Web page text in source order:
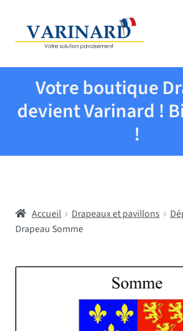
Aller à la navigation
Aller au contenu
Tous les produits
Drapeaux et pavillons
Écoles
Votre boutique
devient Varinard !
!
Accueil Drapeaux et pavillons
Drapeau Somme